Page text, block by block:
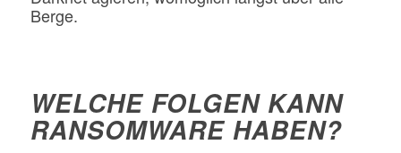
Berge.
WELCHE FOLGEN KANN
RANSOMWARE HABEN?